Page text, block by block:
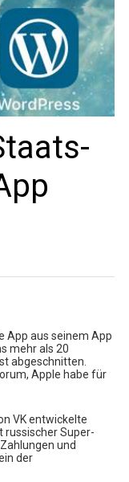
App aus seinem App
mehr als 20
abgeschnitten.
Apple habe für
VK entwickelte
russischer Super-
und
der